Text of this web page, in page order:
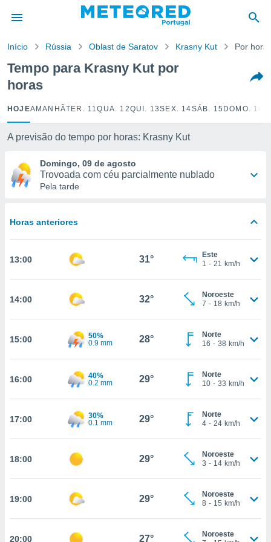
da
foi
para
fornecidas
a este
e
forma
digital
ou
a nossa
ao
todos os
no
um perfil
CONTINUAR
Início Rússia Oblast de Saratov Krasny Kut Por
Tempo para Krasny Kut por
horas
HOJEAMANHÃTER. 11QUA. 12QUI. 13SEX. 14SÁB. 15 DOMO. 16
A previsão do tempo por horas: Krasny Kut
Domingo, 09 de agosto
Trovoada com céu parcialmente nublado
Pela tarde
Horas anteriores
13:00 31°
Este
1 - 21 km/h
14:00 32°
Noroeste
7 - 18 km/h
15:00
50%
0.9 mm
28°
Norte
16 - 38 km/h
16:00
40%
0.2 mm
29°
Norte
10 - 33 km/h
17:00
30%
0.1 mm
29°
Norte
4 - 24 km/h
18:00 29°
Noroeste
3 - 14 km/h
19:00 29°
Noroeste
8 - 15 km/h
20:00 27°
Noroeste